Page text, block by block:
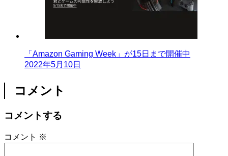
「Amazon Gaming Week」が15日まで開催中
2022年5月10日
コメント
コメントする
コメント ※